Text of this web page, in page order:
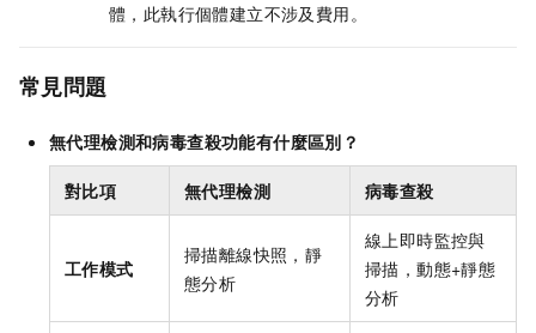
體，此執行個體建立不涉及費用。
常見問題
無代理檢測和病毒查殺功能有什麼區別？
對比項 無代理檢測 病毒查殺
工作模式
掃描離線快照，靜
態分析
線上即時監控與
掃描，動態+靜態
分析